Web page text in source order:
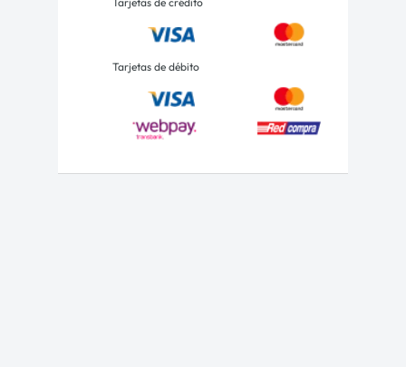
Tarjetas de débito